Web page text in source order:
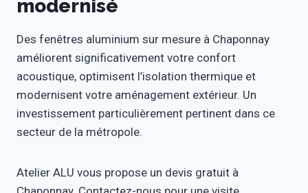
modernisé
Des fenêtres aluminium sur mesure à Chaponnay
améliorent significativement votre confort
acoustique, optimisent l’isolation thermique et
modernisent votre aménagement extérieur. Un
investissement particulièrement pertinent dans ce
secteur de la métropole.
Atelier ALU vous propose un devis gratuit à